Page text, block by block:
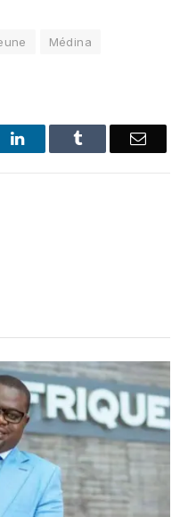
Médina
LinkedInTumblr Email